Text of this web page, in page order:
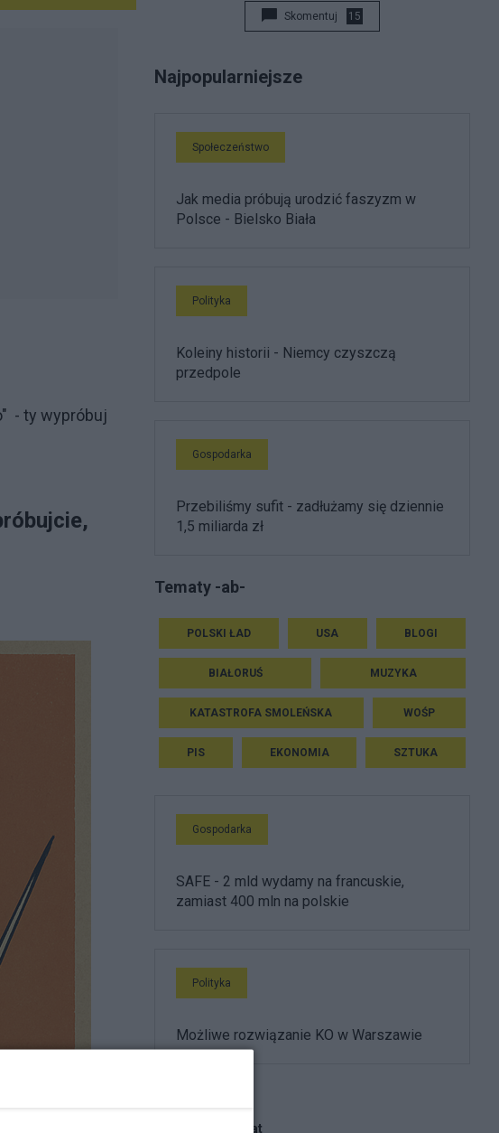
- ty wypróbuj
Skomentuj 15
Najpopularniejsze
Społeczeństwo
Jak media próbują urodzić faszyzm w
Polsce - Bielsko Biała
Polityka
Koleiny historii - Niemcy czyszczą
przedpole
Gospodarka
Przebiliśmy sufit - zadłużamy się dziennie
1,5 miliarda zł
Tematy -ab-
POLSKI ŁAD USA BLOGI
BIAŁORUŚ MUZYKA
KATASTROFA SMOLEŃSKA WOŚP
PIS EKONOMIA SZTUKA
Gospodarka
SAFE - 2 mld wydamy na francuskie,
zamiast 400 mln na polskie
Polityka
Możliwe rozwiązanie KO w Warszawie
Blogi na ten temat